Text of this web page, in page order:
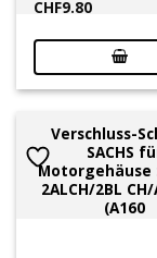
CHF9.80
Verschluss-
SACHS
Motorgehäuse
2ALCH/2BL CH/
(A160